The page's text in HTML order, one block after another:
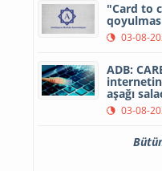
"Card to
03-08-
ADB:
aşağı
03-08-